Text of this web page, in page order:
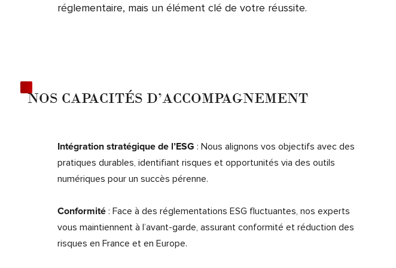
réglementaire, mais un élément clé de votre réussite.
NOS CAPACITÉS D’ACCOMPAGNEMENT
Intégration stratégique de l’ESG : Nous alignons vos objectifs avec des
pratiques durables, identifiant risques et opportunités via des outils
numériques pour un succès pérenne.
Conformité : Face à des réglementations ESG fluctuantes, nos experts
vous maintiennent à l’avant-garde, assurant conformité et réduction des
risques en France et en Europe.